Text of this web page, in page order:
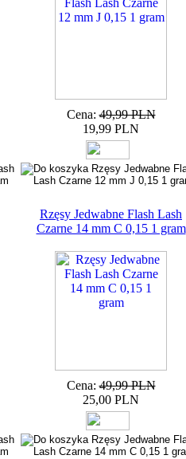
Cena: 49,99 PLN
19,99 PLN
Rzęsy Jedwabne Flash Lash
Czarne 14 mm C 0,15 1 gram
Cena: 49,99 PLN
25,00 PLN